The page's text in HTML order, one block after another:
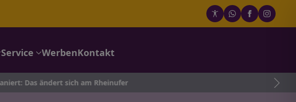
Service WerbenKontakt
sich am Rheinufer